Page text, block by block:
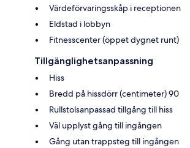
Värdeförvaringsskåp i receptionen
Eldstad i lobbyn
Fitnesscenter (öppet dygnet runt)
Tillgänglighetsanpassning
Hiss
Bredd på hissdörr (centimeter) 90
Rullstolsanpassad tillgång till hiss
Väl upplyst gång till ingången
Gång utan trappsteg till ingången